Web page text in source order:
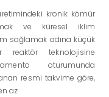
kronik kömür
ve küresel iklim
sağlamak adına küçük
reaktör teknolojisine
oturumunda
resmi takvime göre,
az